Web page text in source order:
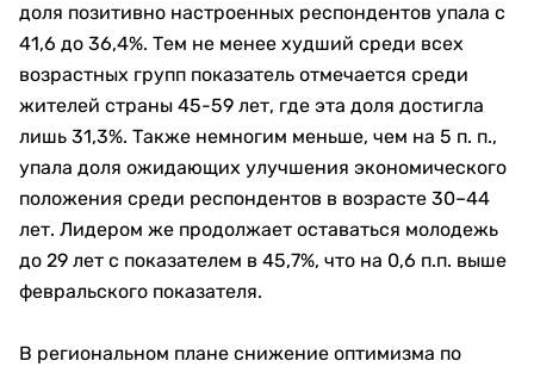
доля позитивно настроенных респондентов упала с
41,6 до 36,4%. Тем не менее худший среди всех
возрастных групп показатель отмечается среди
жителей страны 45-59 лет, где эта доля достигла
лишь 31,3%. Также немногим меньше, чем на 5 п. п.,
упала доля ожидающих улучшения экономического
положения среди респондентов в возрасте 30–44
лет. Лидером же продолжает оставаться молодежь
до 29 лет с показателем в 45,7%, что на 0,6 п.п. выше
февральского показателя.
В региональном плане снижение оптимизма по